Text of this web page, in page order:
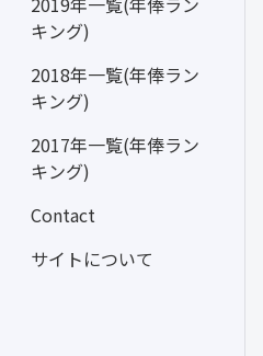
キング)
2018年一覧(年俸ラン
キング)
2017年一覧(年俸ラン
キング)
Contact
サイトについて